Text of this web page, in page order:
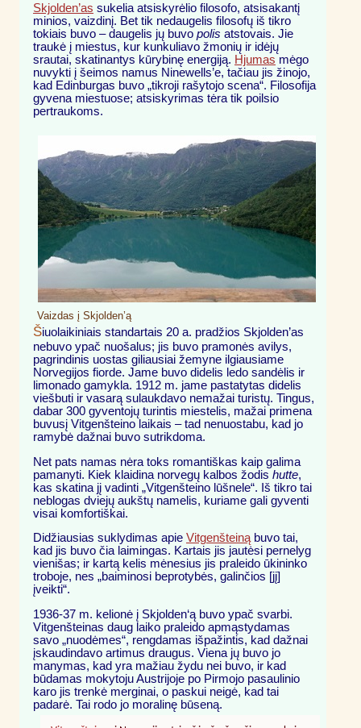
Skjolden’as sukelia atsiskyrėlio filosofo, atsisakantį
minios, vaizdinį. Bet tik nedaugelis filosofų iš tikro
tokiais buvo – daugelis jų buvo polis atstovais. Jie
traukė į miestus, kur kunkuliavo žmonių ir idėjų
srautai, skatinantys kūrybinę energiją. Hjumas mėgo
nuvykti į šeimos namus Ninewells’e, tačiau jis žinojo,
kad Edinburgas buvo „tikroji rašytojo scena“. Filosofija
gyvena miestuose; atsiskyrimas tėra tik poilsio
pertraukoms.
Vaizdas į Skjolden’ą
Šiuolaikiniais standartais 20 a. pradžios Skjolden’as
nebuvo ypač nuošalus; jis buvo pramonės avilys,
pagrindinis uostas giliausiai žemyne ilgiausiame
Norvegijos fiorde. Jame buvo didelis ledo sandėlis ir
limonado gamykla. 1912 m. jame pastatytas didelis
viešbuti ir vasarą sulaukdavo nemažai turistų. Tingus,
dabar 300 gyventojų turintis miestelis, mažai primena
buvusį Vitgenšteino laikais – tad nenuostabu, kad jo
ramybė dažnai buvo sutrikdoma.
Net pats namas nėra toks romantiškas kaip galima
pamanyti. Kiek klaidina norvegų kalbos žodis hutte,
kas skatina jį vadinti „Vitgenšteino lūšnele“. Iš tikro tai
neblogas dviejų aukštų namelis, kuriame gali gyventi
visai komfortiškai.
Didžiausias suklydimas apie Vitgenšteinąbuvo tai,
kad jis buvo čia laimingas. Kartais jis jautėsi pernelyg
vienišas; ir kartą kelis mėnesius jis praleido ūkininko
troboje, nes „baiminosi beprotybės, galinčios [jį]
įveikti“.
1936-37 m. kelionė į Skjolden‘ą buvo ypač svarbi.
Vitgenšteinas daug laiko praleido apmąstydamas
savo „nuodėmes“, rengdamas išpažintis, kad dažnai
įskaudindavo artimus draugus. Viena jų buvo jo
manymas, kad yra mažiau žydu nei buvo, ir kad
būdamas mokytoju Austrijoje po Pirmojo pasaulinio
karo jis trenkė merginai, o paskui neigė, kad tai
padarė. Tai rodo jo moralinę būseną.